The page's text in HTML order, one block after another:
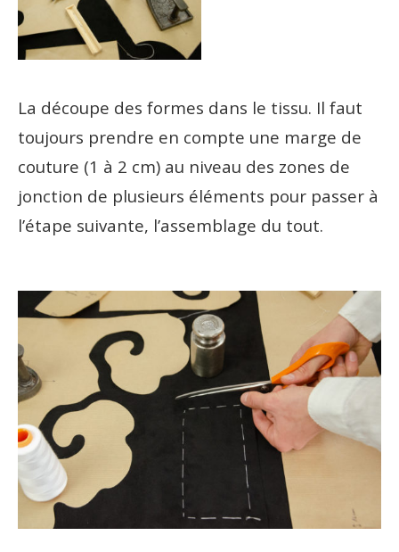
La découpe des formes dans le tissu. Il faut
toujours prendre en compte une marge de
couture (1 à 2 cm) au niveau des zones de
jonction de plusieurs éléments pour passer à
l’étape suivante, l’assemblage du tout.